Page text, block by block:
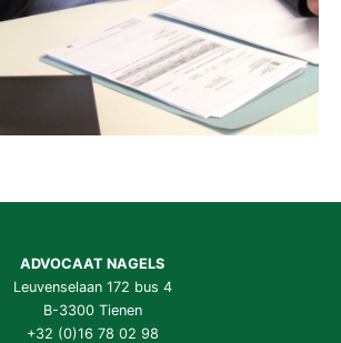
ADVOCAAT NAGELS
Leuvenselaan 172 bus 4
B-3300 Tienen
+32 (0)16 78 02 98